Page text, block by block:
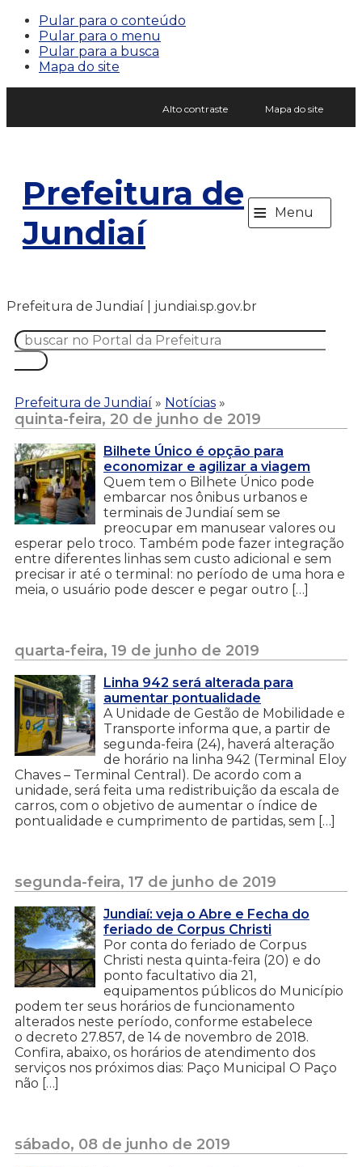
Pular para o conteúdo
Pular para o menu
Pular para a busca
Mapa do site
Alto contraste Mapa do site
Prefeitura de
Jundiaí
≡ Menu
Prefeitura de Jundiaí | jundiai.sp.gov.br
Prefeitura de Jundiaí » Notícias »
quinta-feira, 20 de junho de 2019
Bilhete Único é opção para
economizar e agilizar a viagem
Quem tem o Bilhete Único pode
embarcar nos ônibus urbanos e
terminais de Jundiaí sem se
preocupar em manusear valores ou
esperar pelo troco. Também pode fazer integração
entre diferentes linhas sem custo adicional e sem
precisar ir até o terminal: no período de uma hora e
meia, o usuário pode descer e pegar outro […]
quarta-feira, 19 de junho de 2019
Linha 942 será alterada para
aumentar pontualidade
A Unidade de Gestão de Mobilidade e
Transporte informa que, a partir de
segunda-feira (24), haverá alteração
de horário na linha 942 (Terminal Eloy
Chaves – Terminal Central). De acordo com a
unidade, será feita uma redistribuição da escala de
carros, com o objetivo de aumentar o índice de
pontualidade e cumprimento de partidas, sem […]
segunda-feira, 17 de junho de 2019
Jundiaí: veja o Abre e Fecha do
feriado de Corpus Christi
Por conta do feriado de Corpus
Christi nesta quinta-feira (20) e do
ponto facultativo dia 21,
equipamentos públicos do Município
podem ter seus horários de funcionamento
alterados neste período, conforme estabelece
o decreto 27.857, de 14 de novembro de 2018.
Confira, abaixo, os horários de atendimento dos
serviços nos próximos dias: Paço Municipal O Paço
não […]
sábado, 08 de junho de 2019